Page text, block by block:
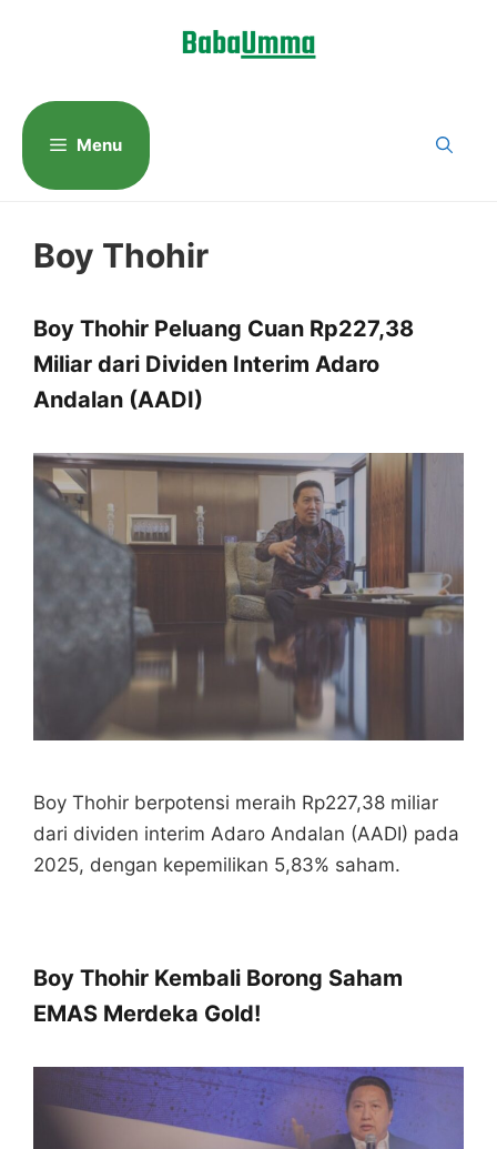
Menu
Boy Thohir
Boy Thohir Peluang Cuan Rp227,38
Miliar dari Dividen Interim Adaro
Andalan (AADI)
Boy Thohir berpotensi meraih Rp227,38 miliar
dari dividen interim Adaro Andalan (AADI) pada
2025, dengan kepemilikan 5,83% saham.
Boy Thohir Kembali Borong Saham
EMAS Merdeka Gold!